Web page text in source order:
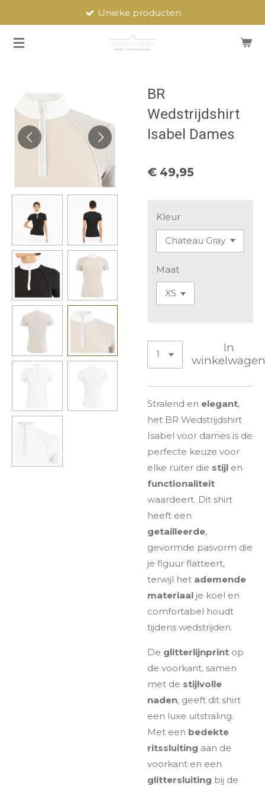
naar
Unieke producten
BR
Wedstrijdshirt
Isabel Dames
€ 49,95
Kleur
Maat
In
Stralend en elegant,
het BR Wedstrijdshirt
Isabel voor dames is de
perfecte keuze voor
elke ruiter die stijl en
functionaliteit
waardeert. Dit shirt
heeft een
getailleerde,
gevormde pasvorm die
je figuur flatteert,
terwijl het ademende
materiaal je koel en
comfortabel houdt
tijdens wedstrijden.
De glitterlijnprint op
de voorkant, samen
met de stijlvolle
naden, geeft dit shirt
een luxe uitstraling.
Met een bedekte
ritssluiting aan de
voorkant en een
glittersluiting bij de